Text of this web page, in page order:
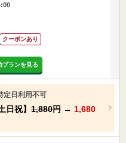
クーポンあり
プランを見る
日利用不可
日祝】 1,880円 → 1,680